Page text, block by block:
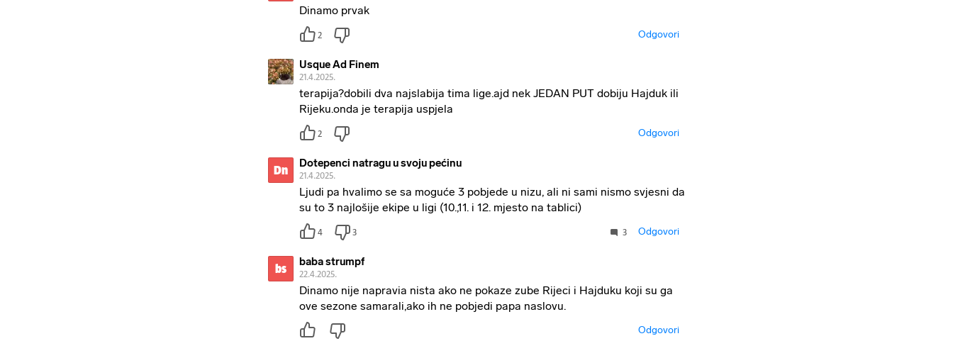
Dinamo prvak
2 Odgovori
Usque Ad Finem
21.4.2025.
terapija?dobili dva najslabija tima lige.ajd nek JEDAN PUT dobiju Hajduk ili
Rijeku.onda je terapija uspjela
2 Odgovori
Dn Dotepenci natragu u svoju pećinu
21.4.2025.
Ljudi pa hvalimo se sa moguće 3 pobjede u nizu, ali ni sami nismo svjesni da
su to 3 najlošije ekipe u ligi (10.,11. i 12. mjesto na tablici)
4 3 3 Odgovori
bs baba strumpf
22.4.2025.
Dinamo nije napravia nista ako ne pokaze zube Rijeci i Hajduku koji su ga
ove sezone samarali,ako ih ne pobjedi papa naslovu.
Odgovori